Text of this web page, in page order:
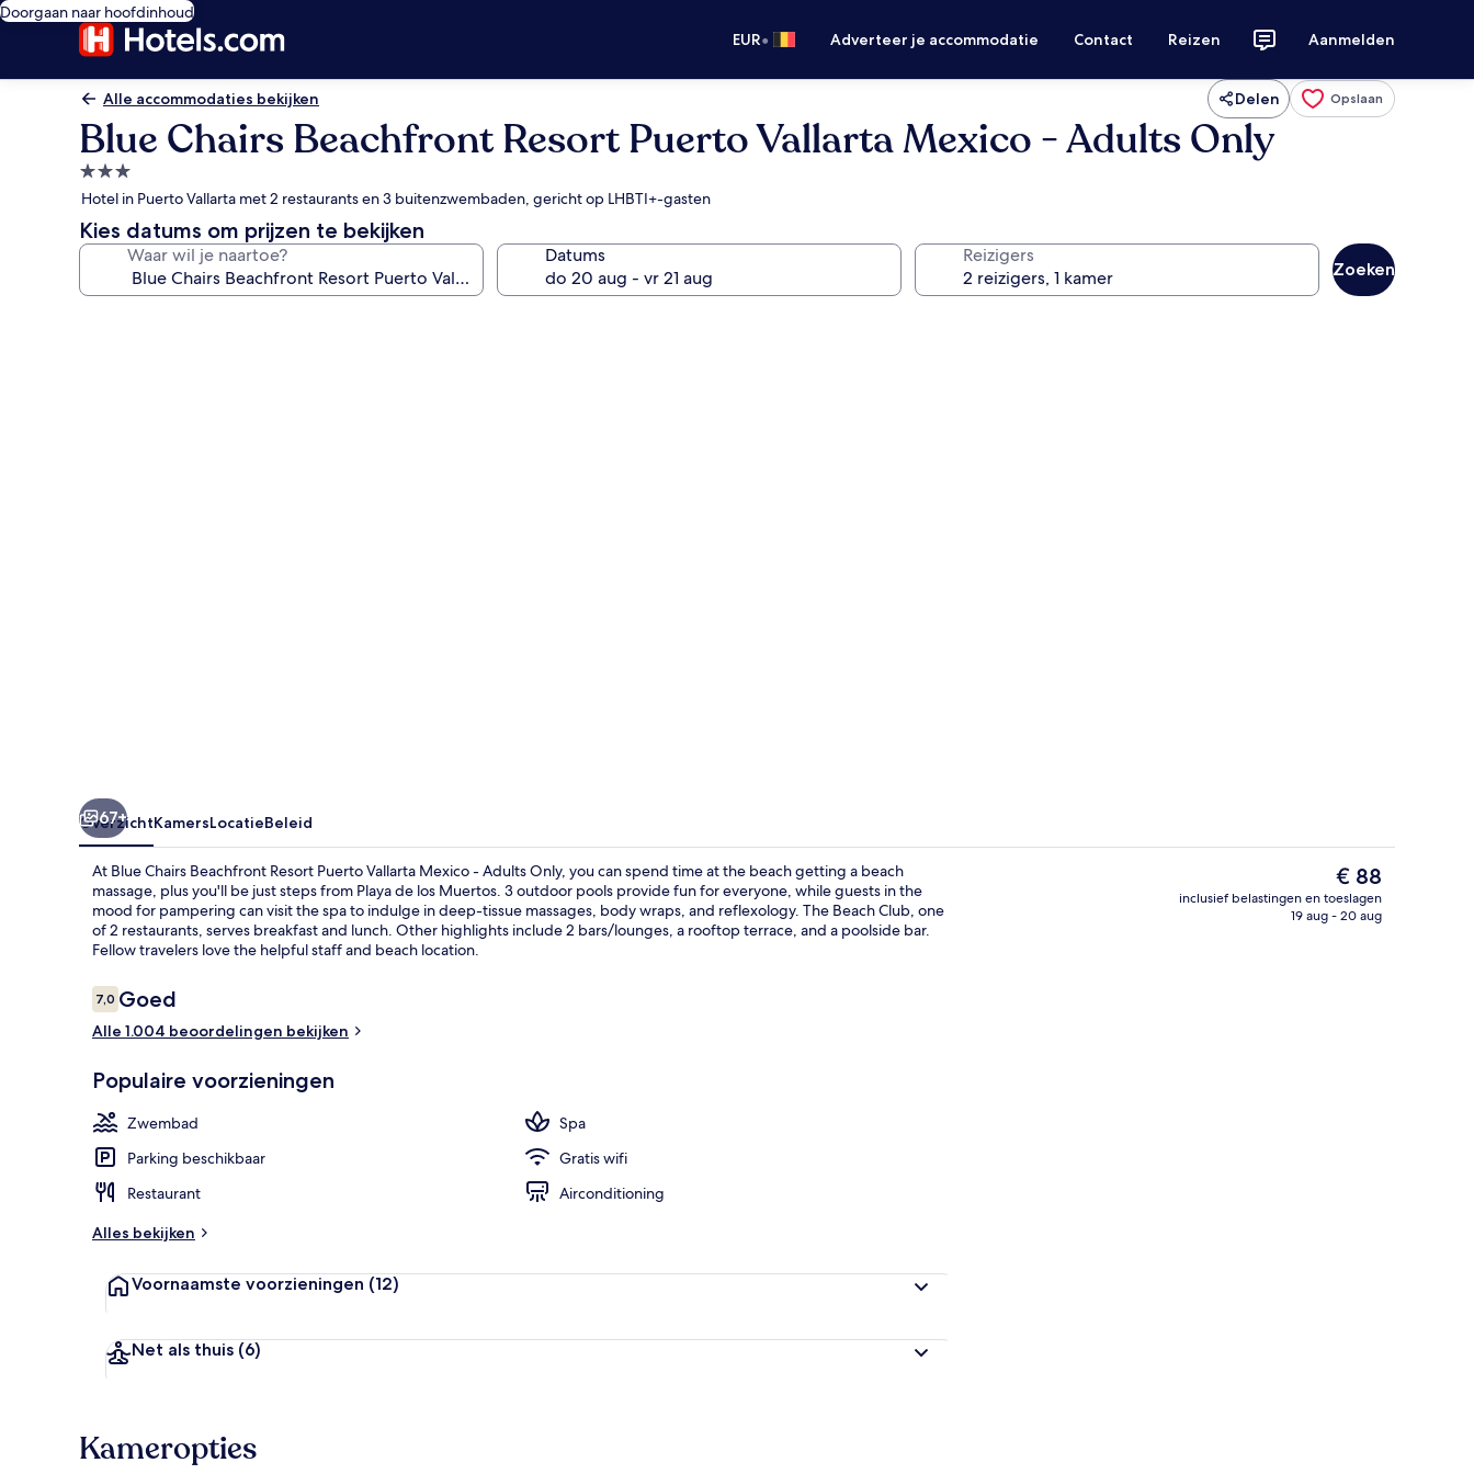
Doorgaan naar hoofdinhoud
EUR• Adverteer je accommodatie Contact Reizen Aanmelden
Alle accommodaties bekijken Delen Opslaan
Blue Chairs Beachfront Resort Puerto Vallarta Mexico - Adults Only
3.0-
sterrenaccommodatie
Hotel in Puerto Vallarta met 2 restaurants en 3 buitenzwembaden, gericht op LHBTI+-gasten
Kies datums om prijzen te bekijken
Waar wil je naartoe? Datums Reizigers
Zoeken
Standaard kamer | Individueel gedecoreerd, individueel gemeubileerd, beddengoed
Standaard kamer | Individueel
67+
OverzichtKamersLocatieBeleid
At Blue Chairs Beachfront Resort Puerto Vallarta Mexico - Adults Only, you can spend time at the beach getting a beach
massage, plus you'll be just steps from Playa de los Muertos. 3 outdoor pools provide fun for everyone, while guests in the
mood for pampering can visit the spa to indulge in deep-tissue massages, body wraps, and reflexology. The Beach Club, one
of 2 restaurants, serves breakfast and lunch. Other highlights include 2 bars/lounges, a rooftop terrace, and a poolside bar.
Fellow travelers love the helpful staff and beach location.
Beoordelingen
7,07,0 op 10 –
Goed
Alle 1.004 beoordelingen bekijken
Populaire voorzieningen
Zwembad
Spa
Parking beschikbaar
Gratis wifi
Restaurant
Airconditioning
Alles bekijken
Voornaamste voorzieningen (12)
Net als thuis (6)
De
huidige
prijs
€ 88
inclusief belastingen en toeslagen
19 aug - 20 aug
Kameropties